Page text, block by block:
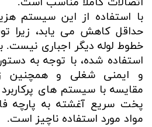
با استفاده از این سیستم
حداقل کاهش می یابد، زیرا
خطوط لوله دیگر اجباری نیست.
استفاده شده، با توجه به
و ایمنی شغلی و همچنین
مقایسه با سیستم های
پخت سریع آغشته به پارچه
مواد مورد استفاده ناچیز است.